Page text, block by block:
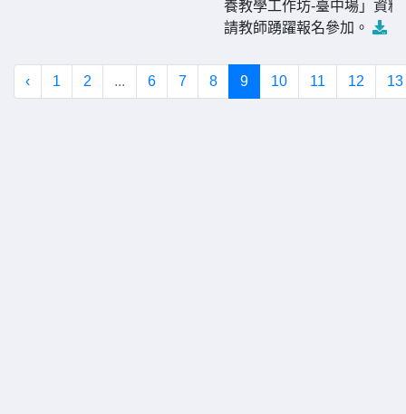
養教學工作坊-臺中場」資料
請教師踴躍報名參加。
‹ 1 2 ... 6 7 8 9 10 11 12 13